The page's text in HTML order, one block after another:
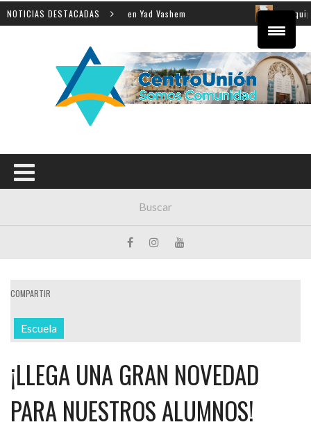
NOTICIAS DESTACADAS
de la Shoá en Yad Vashem El equipo
COMPARTIR
Escuela
¡LLEGA UNA GRAN NOVEDAD
PARA NUESTROS ALUMNOS!